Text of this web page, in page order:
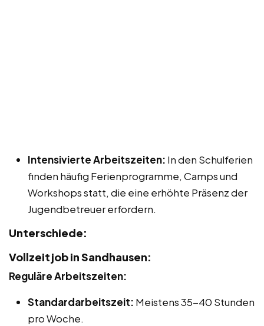
Intensivierte Arbeitszeiten: In den Schulferien
finden häufig Ferienprogramme, Camps und
Workshops statt, die eine erhöhte Präsenz der
Jugendbetreuer erfordern.
Unterschiede:
Vollzeitjob in Sandhausen:
Reguläre Arbeitszeiten:
Standardarbeitszeit: Meistens 35-40 Stunden
pro Woche.